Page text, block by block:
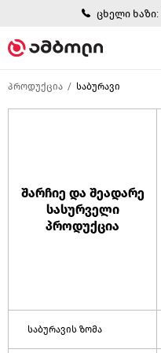
ცხელი ხაზი:
პროდუქცია საბურავი
შარჩიე და შეადარე
სასურველი
პროდუქცია
საბურავის ზომა